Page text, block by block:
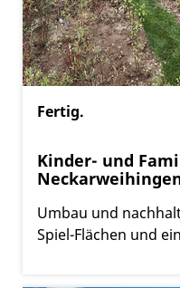
Fertig.
Kinder- und
Umbau und
Spiel-Flächen und